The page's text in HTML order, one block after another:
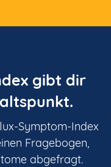
gibt dir
Symptom-Index
Fragebogen,
abgefragt.